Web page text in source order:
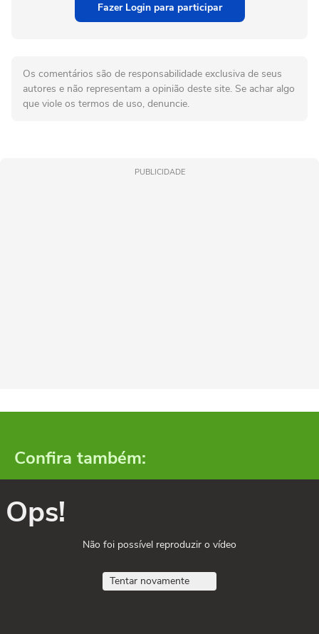
Fazer Login para participar
Os comentários são de responsabilidade exclusiva de seus
autores e não representam a opinião deste site. Se achar algo
que viole os termos de uso, denuncie.
PUBLICIDADE
Confira também:
Ops!
Não foi possível reproduzir o vídeo
Tentar novamente